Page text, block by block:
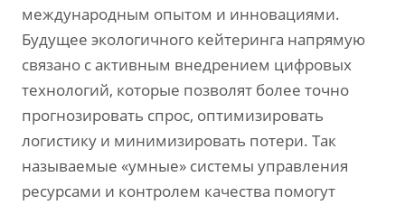
международным опытом и инновациями.
Будущее экологичного кейтеринга напрямую
связано с активным внедрением цифровых
технологий, которые позволят более точно
прогнозировать спрос, оптимизировать
логистику и минимизировать потери. Так
называемые «умные» системы управления
ресурсами и контролем качества помогут